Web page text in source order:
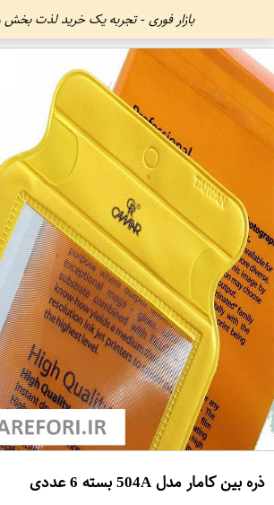
بازار فوری - تجربه یک خرید لذت
ذره بین کامار مدل 504A بسته 6 عددی